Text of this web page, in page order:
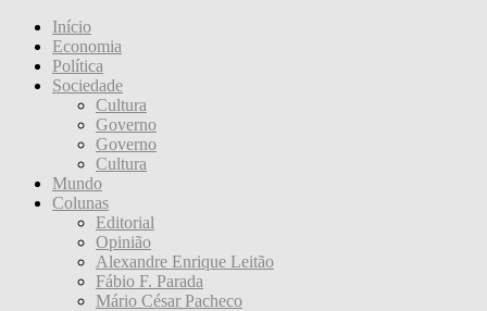
Início
Economia
Política
Sociedade
Cultura
Governo
Governo
Cultura
Mundo
Colunas
Editorial
Opinião
Alexandre Enrique Leitão
Fábio F. Parada
Mário César Pacheco